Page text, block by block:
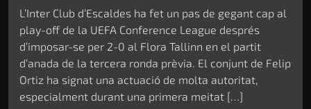
L’Inter Club d’Escaldes ha fet un pas de gegant cap al
play-off de la UEFA Conference League després
d’imposar-se per 2-0 al Flora Tallinn en el partit
d’anada de la tercera ronda prèvia. El conjunt de Felip
Ortiz ha signat una actuació de molta autoritat,
especialment durant una primera meitat […]